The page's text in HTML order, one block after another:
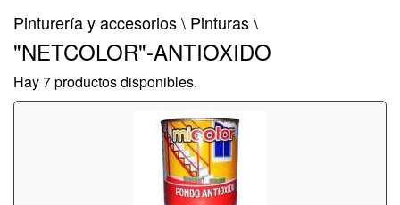
Pinturería y accesorios \ Pinturas \
"NETCOLOR"-ANTIOXIDO
Hay 7 productos disponibles.